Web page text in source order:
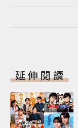
延伸閱讀